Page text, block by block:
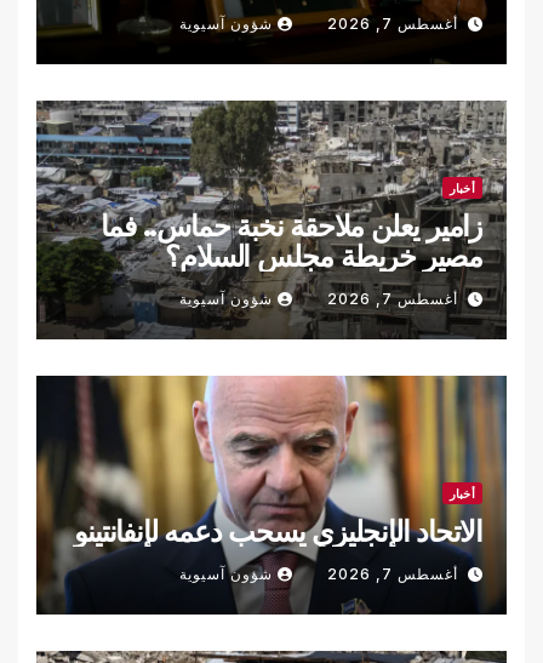
أغسطس 7, 2026 شؤون آسيوية
أخبار
زامير يعلن ملاحقة نخبة حماس.. فما
مصير خريطة مجلس السلام؟
أغسطس 7, 2026 شؤون آسيوية
أخبار
الاتحاد الإنجليزي يسحب دعمه لإنفانتينو
أغسطس 7, 2026 شؤون آسيوية